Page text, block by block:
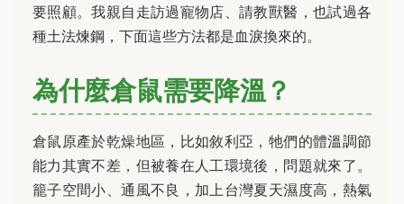
要照顧。我親自走訪過寵物店、請教獸醫，也試過各
種土法煉鋼，下面這些方法都是血淚換來的。
為什麼倉鼠需要降溫？
倉鼠原產於乾燥地區，比如敘利亞，牠們的體溫調節
能力其實不差，但被養在人工環境後，問題就來了。
籠子空間小、通風不良，加上台灣夏天濕度高，熱氣